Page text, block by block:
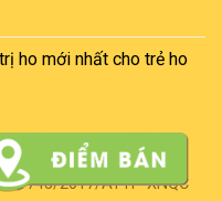
ho mới nhất cho trẻ ho
Số XNCB:
01745/2017/ATTP-XNQC